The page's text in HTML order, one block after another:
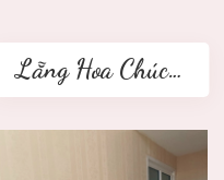
Lẵng Hoa Chúc Mừng